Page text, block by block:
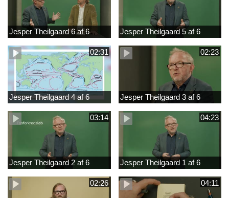
Jesper Theilgaard 6 af 6 Jesper Theilgaard 5 af 6
02:31
Jesper Theilgaard 4 af 6
02:23
Jesper Theilgaard 3 af 6
03:14
Jesper Theilgaard 2 af 6
04:23
Jesper Theilgaard 1 af 6
02:26 04:11